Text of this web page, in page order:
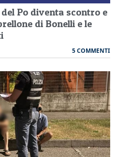
Po diventa scontro e
di Bonelli e le
5 COMMENTI